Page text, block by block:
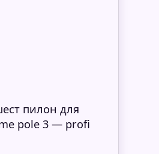
пилон для
pole 3 — profi